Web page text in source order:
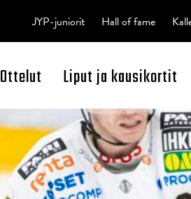
Open Search
Ottelut Liput ja kausikortit
JYP-juniorit Hall of fame